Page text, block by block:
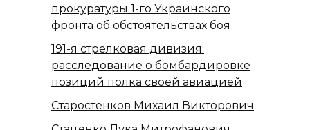
прокуратуры 1-го Украинского
фронта об обстоятельствах боя
191-я стрелковая дивизия:
расследование о бомбардировке
позиций полка своей авиацией
Старостенков Михаил Викторович